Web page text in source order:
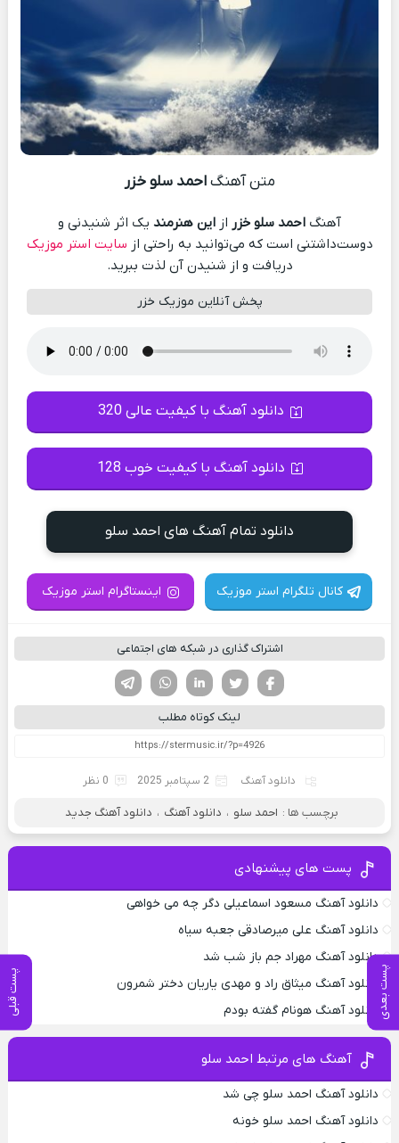
پست بعدی پست قبلی
متن آهنگاحمد سلو خزر
آهنگ احمد سلو خزر از این هنرمند یک اثر شنیدنی و
دوست‌داشتنی است که می‌توانید به راحتی از سایت استر موزیک
دریافت و از شنیدن آن لذت ببرید.
پخش آنلاین موزیک خزر
دانلود آهنگ با کیفیت عالی 320
دانلود آهنگ با کیفیت خوب 128
دانلود تمام آهنگ های احمد سلو
کانال تلگرام استر موزیک اینستاگرام استر موزیک
اشتراک گذاری در شبکه های اجتماعی
لینکدین تویتر
فیسوک
لینک کوتاه مطلب
دانلود آهنگ 2 سپتامبر 2025 0 نظر
برچسب ها : احمد سلو ، دانلود آهنگ ، دانلود آهنگ جدید
پست های پیشنهادی
دانلود آهنگ مسعود اسماعیلی دگر چه می خواهی
دانلود آهنگ علی میرصادقی جعبه سیاه
دانلود آهنگ مهراد جم باز شب شد
دانلود آهنگ میثاق راد و مهدی یاریان دختر شمرون
دانلود آهنگ هونام گفته بودم
آهنگ های مرتبط احمد سلو
دانلود آهنگ احمد سلو چی شد
دانلود آهنگ احمد سلو خونه